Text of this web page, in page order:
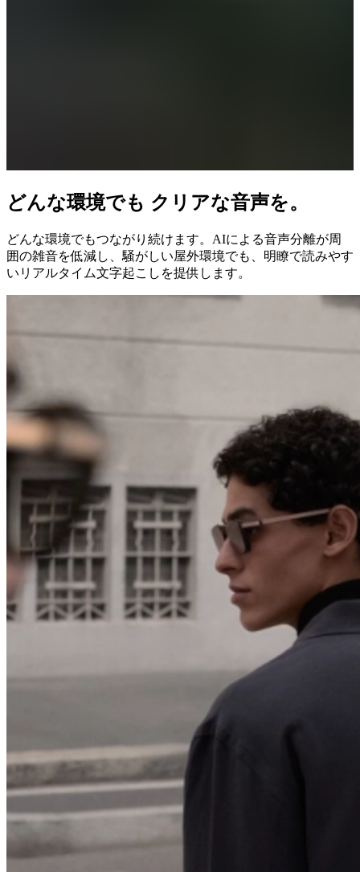
どんな環境でも クリアな音声を。
どんな環境でもつながり続けます。AIによる音声分離が周
囲の雑音を低減し、騒がしい屋外環境でも、明瞭で読みやす
いリアルタイム文字起こしを提供します。